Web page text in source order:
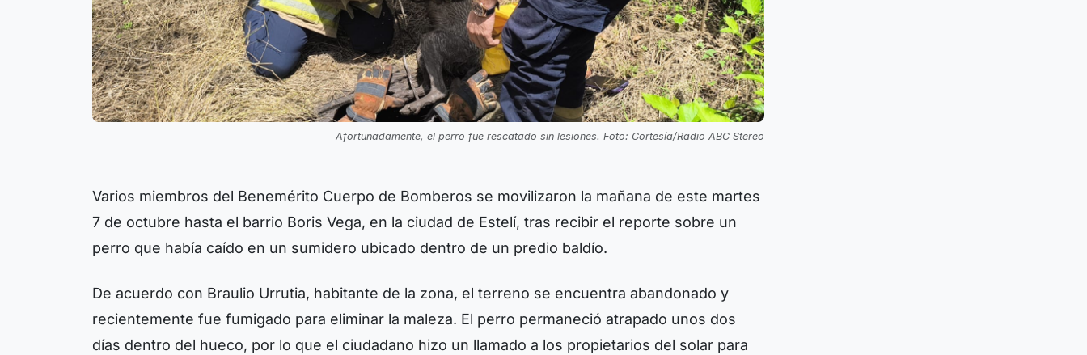
Afortunadamente, el perro fue rescatado sin lesiones. Foto: Cortesía/Radio ABC Stereo
Varios miembros del Benemérito Cuerpo de Bomberos se movilizaron la mañana de este martes
7 de octubre hasta el barrio Boris Vega, en la ciudad de Estelí, tras recibir el reporte sobre un
perro que había caído en un sumidero ubicado dentro de un predio baldío.
De acuerdo con Braulio Urrutia, habitante de la zona, el terreno se encuentra abandonado y
recientemente fue fumigado para eliminar la maleza. El perro permaneció atrapado unos dos
días dentro del hueco, por lo que el ciudadano hizo un llamado a los propietarios del solar para